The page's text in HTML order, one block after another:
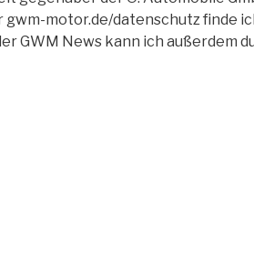
gwm-motor.de/datenschutzfinde
GWM News kann ich